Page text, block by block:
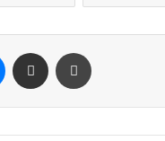
Messenger
Share via Email